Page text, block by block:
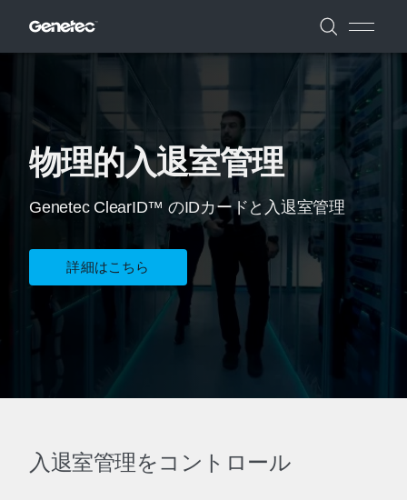
物理的入退室管理
Genetec ClearID™ のIDカードと入退室管理
詳細はこちら
入退室管理をコントロール